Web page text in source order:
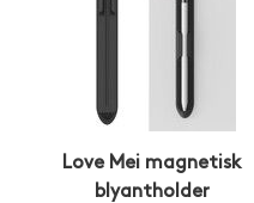
Love Mei magnetisk
blyantholder